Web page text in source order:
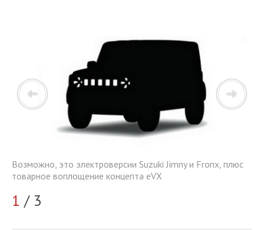
Возможно, это электроверсии Suzuki Jimny и Fronx, плюс
товарное воплощение концепта eVX
1 / 3